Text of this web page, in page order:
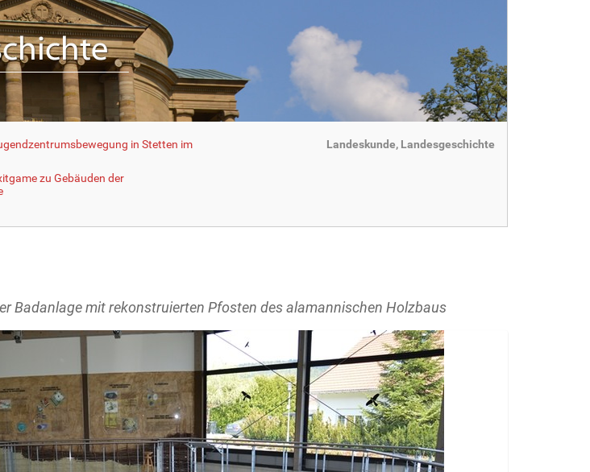
in Stetten im
zu Gebäuden der
Landeskunde, Landesgeschichte
Badanlage mit rekonstruierten Pfosten des alamannischen Holzbaus